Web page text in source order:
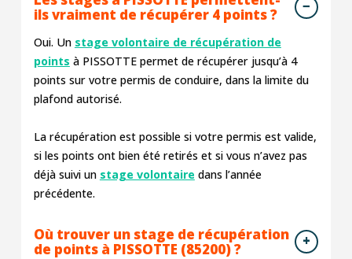
ils vraiment de récupérer 4 points ?
Oui. Un stage volontaire de récupération de
points à PISSOTTE permet de récupérer jusqu’à 4
points sur votre permis de conduire, dans la limite du
plafond autorisé.
La récupération est possible si votre permis est valide,
si les points ont bien été retirés et si vous n’avez pas
déjà suivi un stage volontaire dans l’année
précédente.
Où trouver un stage de récupération
de points à PISSOTTE (85200) ?